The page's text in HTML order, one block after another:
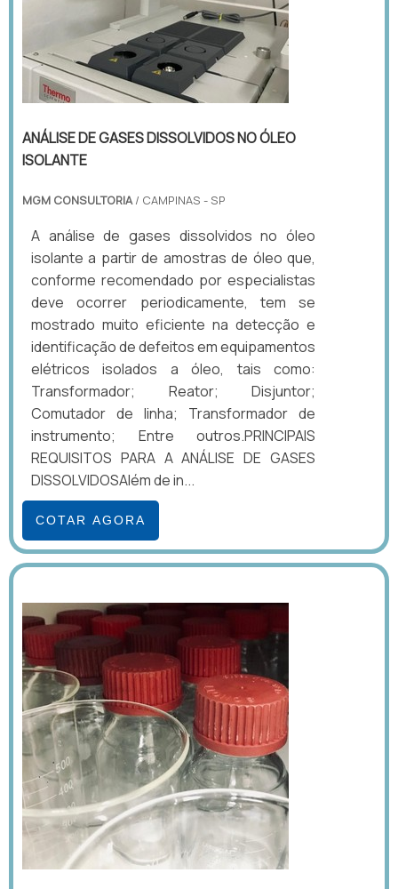
ANÁLISE DE GASES DISSOLVIDOS NO ÓLEO
ISOLANTE
MGM CONSULTORIA/ CAMPINAS - SP
A análise de gases dissolvidos no óleo
isolante a partir de amostras de óleo que,
conforme recomendado por especialistas
deve ocorrer periodicamente, tem se
mostrado muito eficiente na detecção e
identificação de defeitos em equipamentos
elétricos isolados a óleo, tais como:
Transformador; Reator; Disjuntor;
Comutador de linha; Transformador de
instrumento; Entre outros.PRINCIPAIS
REQUISITOS PARA A ANÁLISE DE GASES
DISSOLVIDOSAlém de in...
COTAR AGORA